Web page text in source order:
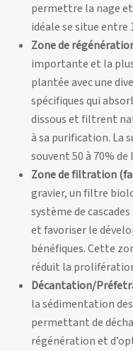
permettre la nage
idéale se situe entre
Zone de
importante et la
plantée avec une
spécifiques qui
dissous et filtrent
à sa purification. La
souvent 50 à 70%
Zone de filtration
gravier, un filtre
système de
et favoriser le
bénéfiques. Cette
réduit la
Décantation/
la sédimentation
permettant de
régénération et